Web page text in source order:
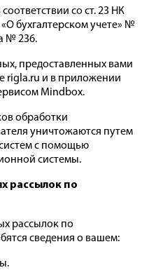
со ст. 23 НК
бухгалтерском учете» №
№ 236.
предоставленных вами
rigla.ru и в приложении
Mindbox.
обработки
уничтожаются путем
с помощью
системы.
рассылок по
рассылок по
сведения о вашем: